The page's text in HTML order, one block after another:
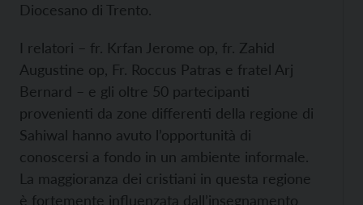
Diocesano di Trento.
I relatori – fr. Krfan Jerome op, fr. Zahid
Augustine op, Fr. Roccus Patras e fratel Arj
Bernard – e gli oltre 50 partecipanti
provenienti da zone differenti della regione di
Sahiwal hanno avuto l’opportunità di
conoscersi a fondo in un ambiente informale.
La maggioranza dei cristiani in questa regione
è fortemente influenzata dall’insegnamento